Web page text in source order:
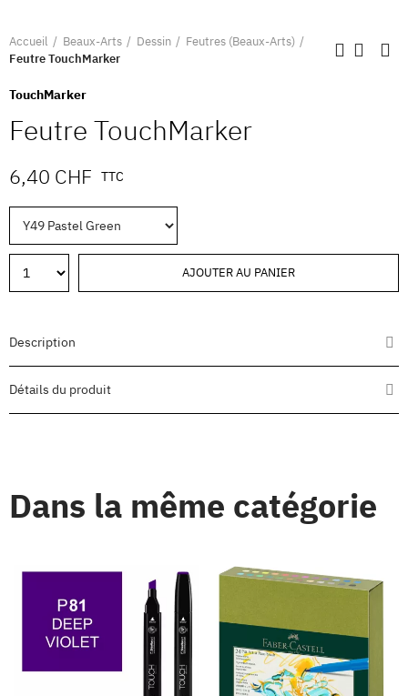
Accueil Beaux-Arts Dessin
Feutres (Beaux-Arts)
Feutre TouchMarker
TouchMarker
Feutre TouchMarker
6,40 CHF TTC
AJOUTER AU PANIER
Description
Détails du produit
Dans la même catégorie